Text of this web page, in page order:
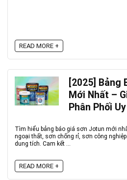
READ MORE +
[2025] Bảng
Mới Nhất –
Phân Phối
Tìm hiểu bảng báo giá sơn Jotun mới
ngoại thất, sơn chống rỉ, sơn công
dung tích. Cam kết ...
READ MORE +